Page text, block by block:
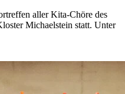
aller Kita-Chöre des
Michaelstein statt. Unter